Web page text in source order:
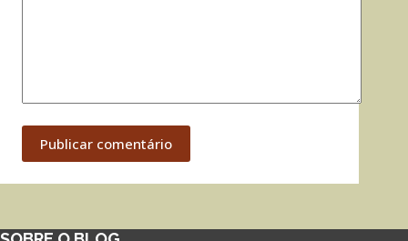
Publicar comentário